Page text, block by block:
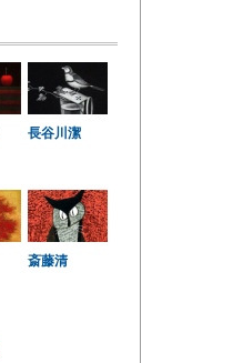
長谷川潔
斎藤清